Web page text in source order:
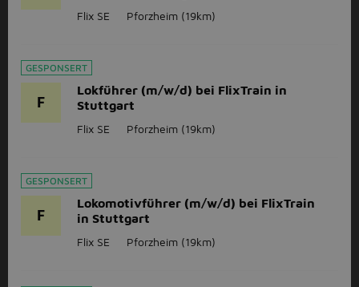
Flix SE Pforzheim (19km)
GESPONSERT
F
Lokführer (m/w/d) bei FlixTrain in
Stuttgart
Flix SE Pforzheim (19km)
GESPONSERT
F
Lokomotivführer (m/w/d) bei FlixTrain
in Stuttgart
Flix SE Pforzheim (19km)